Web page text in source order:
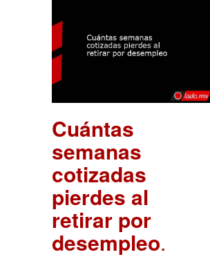
Cuántas
semanas
cotizadas
pierdes al
retirar por
desempleo.